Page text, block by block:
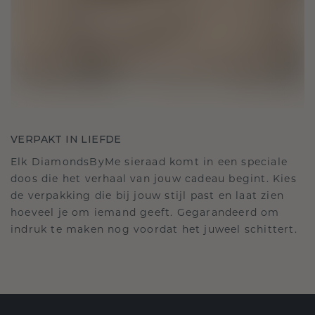
VERPAKT IN LIEFDE
Elk DiamondsByMe sieraad komt in een speciale
doos die het verhaal van jouw cadeau begint. Kies
de verpakking die bij jouw stijl past en laat zien
hoeveel je om iemand geeft. Gegarandeerd om
indruk te maken nog voordat het juweel schittert.